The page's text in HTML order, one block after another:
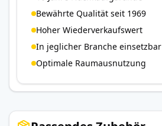
Bewährte Qualität seit 1969
Hoher Wiederverkaufswert
In jeglicher Branche einsetzbar
Optimale Raumausnutzung